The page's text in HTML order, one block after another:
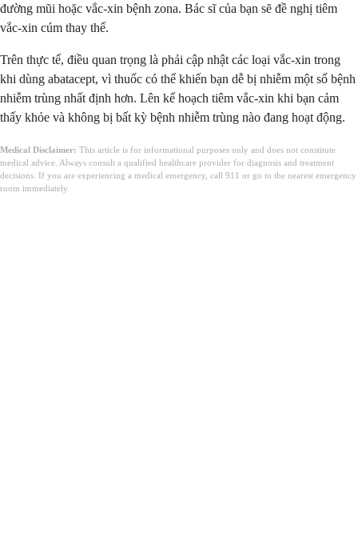
đường mũi hoặc vắc-xin bệnh zona. Bác sĩ của bạn sẽ đề nghị tiêm
vắc-xin cúm thay thế.
Trên thực tế, điều quan trọng là phải cập nhật các loại vắc-xin trong
khi dùng abatacept, vì thuốc có thể khiến bạn dễ bị nhiễm một số bệnh
nhiễm trùng nhất định hơn. Lên kế hoạch tiêm vắc-xin khi bạn cảm
thấy khỏe và không bị bất kỳ bệnh nhiễm trùng nào đang hoạt động.
Medical Disclaimer: This article is for informational purposes only and does not constitute
medical advice. Always consult a qualified healthcare provider for diagnosis and treatment
decisions. If you are experiencing a medical emergency, call 911 or go to the nearest emergency
room immediately.